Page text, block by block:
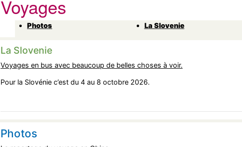
Voyages
Photos La Slovenie
La Slovenie
Voyages en bus avec beaucoup de belles choses à voir.
Pour la Slovénie c’est du 4 au 8 octobre 2026.
Photos